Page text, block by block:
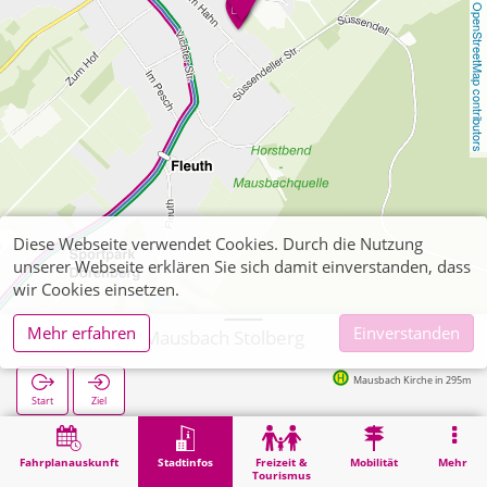
OpenStreetMap contributors
Fahrplanauskunft Stadtinfos
Freizeit &
Tourismus
Mobilität Mehr
Realschule Mausbach Stolberg
Start Ziel
Mausbach Kirche in 295m
Stadtinfos Realschule Mausbach Stolberg
Diese Webseite verwendet Cookies. Durch die Nutzung
unserer Webseite erklären Sie sich damit einverstanden, dass
wir Cookies einsetzen.
Mehr erfahren
Einverstanden